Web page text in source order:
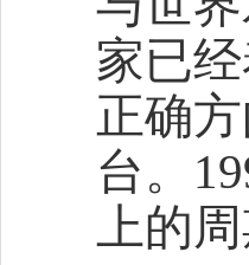
家已
正确
台。
上的